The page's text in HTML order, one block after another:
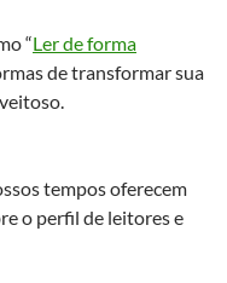
“Ler de forma
de transformar sua
tempos oferecem
o perfil de leitores e